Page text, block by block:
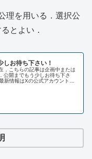
理を用いる．選択公
とよい．
しお待ち下さい！
，こちらの記事は企画中または
公開までもう少しお待ち下さ
新情報はXの公式アカウントま